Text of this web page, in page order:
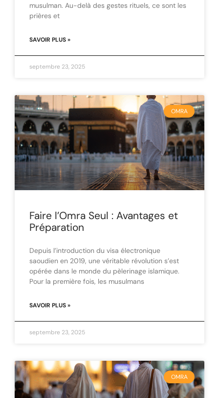
musulman. Au-delà des gestes rituels, ce sont les
prières et
SAVOIR PLUS »
septembre 23, 2025
OMRA
Faire l’Omra Seul : Avantages et
Préparation
Depuis l’introduction du visa électronique
saoudien en 2019, une véritable révolution s’est
opérée dans le monde du pèlerinage islamique.
Pour la première fois, les musulmans
SAVOIR PLUS »
septembre 23, 2025
OMRA